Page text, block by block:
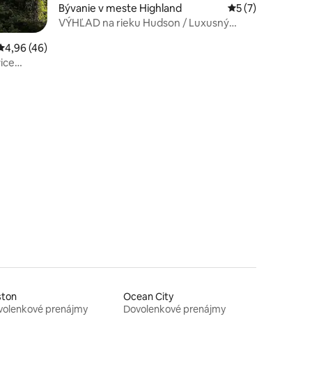
98
ohodnotenie 4,96 z 5, počet hodnotení: 46
4,96 (46)
Bývanie v meste Highland Priemerné
5 (7)
VÝHĽAD na rieku Hudson / Luxusný
prenájmy
Ocean City
Dovolenkové prenájmy